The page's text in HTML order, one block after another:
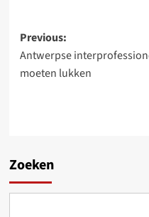
Post
navigation
Previous:
Antwerpse
moeten lukken
Zoeken